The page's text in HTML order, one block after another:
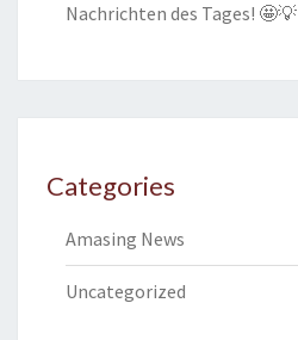
Nachrichten des Tages! 🤩💡
Categories
Amasing News
Uncategorized